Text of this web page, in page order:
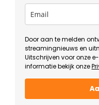
Door aan te melden
streamingnieuws en
Uitschrijven voor onze
informatie bekijk onze